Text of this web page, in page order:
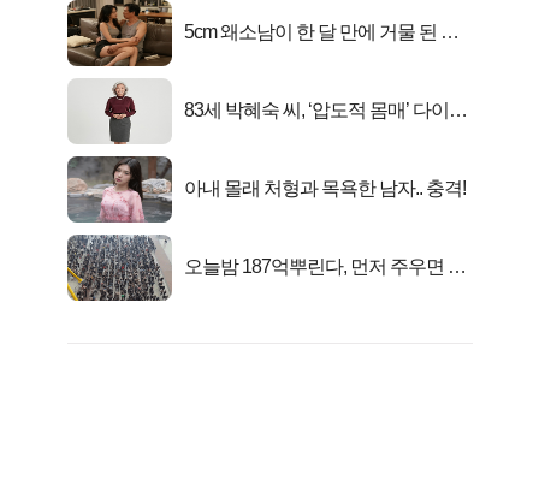
5cm 왜소남이 한 달 만에 거물 된 사
83세 박혜숙 씨, ‘압도적 몸매’ 다이어
아내 몰래 처형과 목욕한 남자.. 충격!
오늘밤 187억뿌린다, 먼저 주우면 최